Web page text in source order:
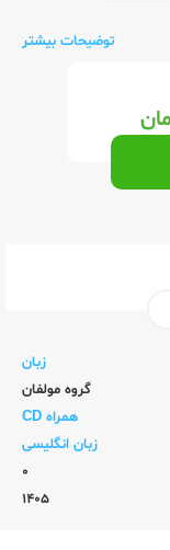
توضیحات بیشتر
زبان
گروه مولفان
همراه CD
زبان انگلیسی
0
1405